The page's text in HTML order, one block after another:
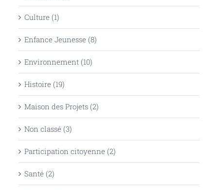
Culture (1)
Enfance Jeunesse (8)
Environnement (10)
Histoire (19)
Maison des Projets (2)
Non classé (3)
Participation citoyenne (2)
Santé (2)